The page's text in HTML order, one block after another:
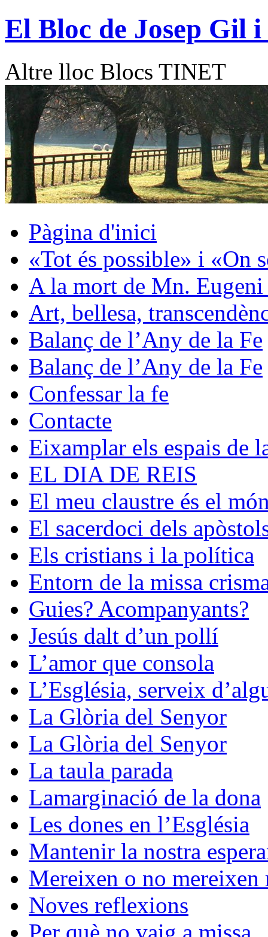
Vés
contingut
El Bloc de Josep Gil
Altre lloc Blocs TINET
Pàgina d'inici
«Tot és possible» i «On
A la mort de Mn. Eugeni
Art, bellesa,
Balanç de l’Any de la Fe
Balanç de l’Any de la Fe
Confessar la fe
Contacte
Eixamplar els espais de
EL DIA DE REIS
El meu claustre és el
El sacerdoci dels
Els cristians i la política
Entorn de la missa
Guies? Acompanyants?
Jesús dalt d’un pollí
L’amor que consola
L’Església, serveix
La Glòria del Senyor
La Glòria del Senyor
La taula parada
Lamarginació de la dona
Les dones en l’Església
Mantenir la nostra
Mereixen o no mereixen
Noves reflexions
Per què no vaig a missa